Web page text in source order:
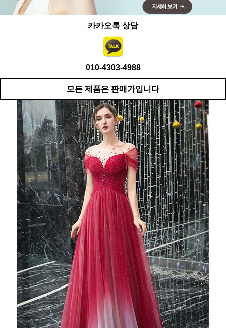
카카오톡 상담
010-4303-4988
모든 제품은 판매가입니다